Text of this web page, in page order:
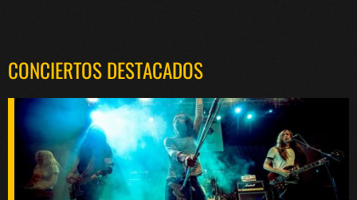
CONCIERTOS DESTACADOS